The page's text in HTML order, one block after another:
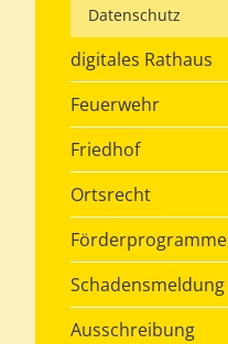
Datenschutz
digitales Rathaus
Feuerwehr
Friedhof
Ortsrecht
Förderprogramme
Schadensmeldung
Ausschreibung